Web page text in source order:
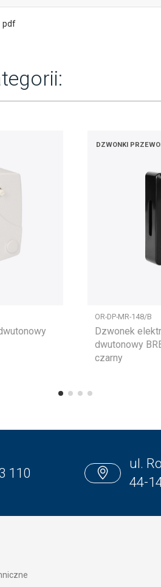
pdf
DZWONKI
OR-DP-MR-148/B
Dzwonek
dwutonowy
czarny
110
ul.
44-